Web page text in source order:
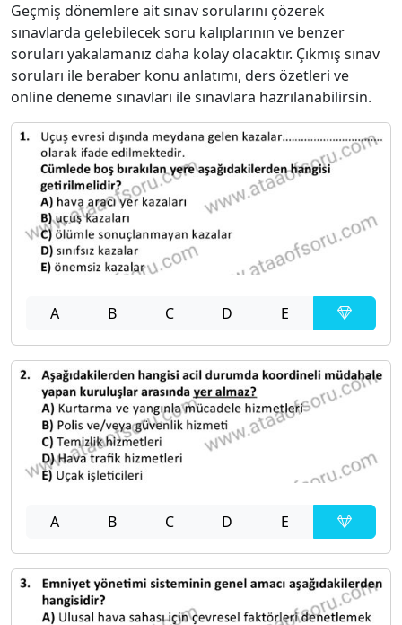
Geçmiş dönemlere ait sınav sorularını çözerek
sınavlarda gelebilecek soru kalıplarının ve benzer
soruları yakalamanız daha kolay olacaktır. Çıkmış sınav
soruları ile beraber konu anlatımı, ders özetleri ve
online deneme sınavları ile sınavlara hazrılanabilirsin.
A B C D E
A B C D E